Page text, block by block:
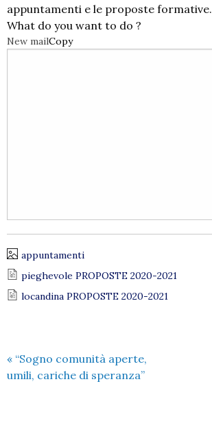
appuntamenti e le proposte formative.
What do you want to do ?
New mailCopy
appuntamenti
pieghevole PROPOSTE 2020-2021
locandina PROPOSTE 2020-2021
« “Sogno comunità aperte,
umili, cariche di speranza”